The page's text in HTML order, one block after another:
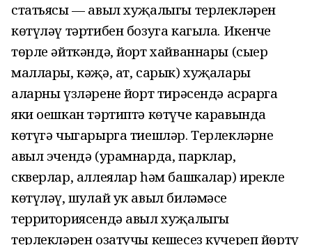
статьясы — авыл хуҗалыгы терлекләрен
көтүләү тәртибен бозуга кагыла. Икенче
төрле әйткәндә, йорт хайваннары (сыер
маллары, кәҗә, ат, сарык) хуҗалары
аларны үзләренең йорт тирәсендә асрарга
яки оешкан тәртиптә көтүче каравында
көтүгә чыгарырга тиешләр. Терлекләрне
авыл эчендә (урамнарда, парклар,
скверлар, аллеялар һәм башкалар) ирекле
көтүләү, шулай ук авыл биләмәсе
территориясендә авыл хуҗалыгы
терлекләрен озатучы кешесез күчереп йөртү